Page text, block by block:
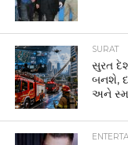
SURAT
સુરત
બનશે,
અને